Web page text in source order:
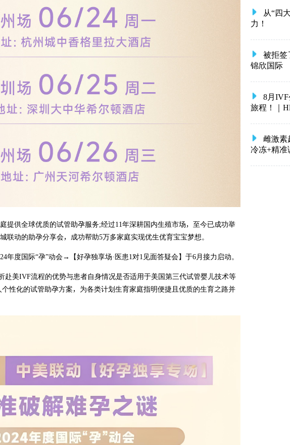
提供全球优质的试管助孕服务;经过11年深耕国内生殖市场，至今已成功举
联动的助孕分享会，成功帮助5万多家庭实现优生优育宝宝梦想。
年度国际“孕”动会→【好孕独享场·医患1对1见面答疑会】于6月接力启动。
赴美IVF流程的优势与患者自身情况是否适用于美国第三代试管婴儿技术等
性化的试管助孕方案，为各类计划生育家庭指明便捷且优质的生育之路并
从“四
力！
被拒签
锦欣国际
8月IVF
旅程！｜
雌激素
冷冻+精准